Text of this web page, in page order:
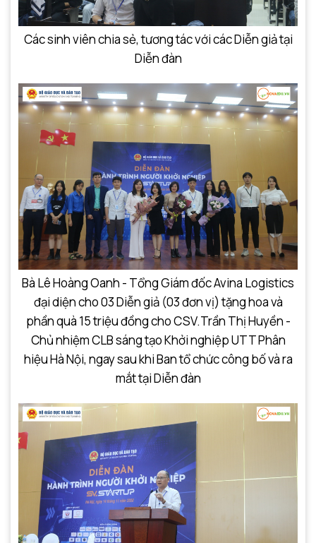
Các sinh viên chia sẻ, tương tác với các Diễn giả tại
Diễn đàn
Bà Lê Hoàng Oanh - Tổng Giám đốc Avina Logistics
đại diện cho 03 Diễn giả (03 đơn vị) tặng hoa và
phần quà 15 triệu đồng cho CSV.Trần Thị Huyền -
Chủ nhiệm CLB sáng tạo Khởi nghiệp UTT Phân
hiệu Hà Nội, ngay sau khi Ban tổ chức công bố và ra
mắt tại Diễn đàn